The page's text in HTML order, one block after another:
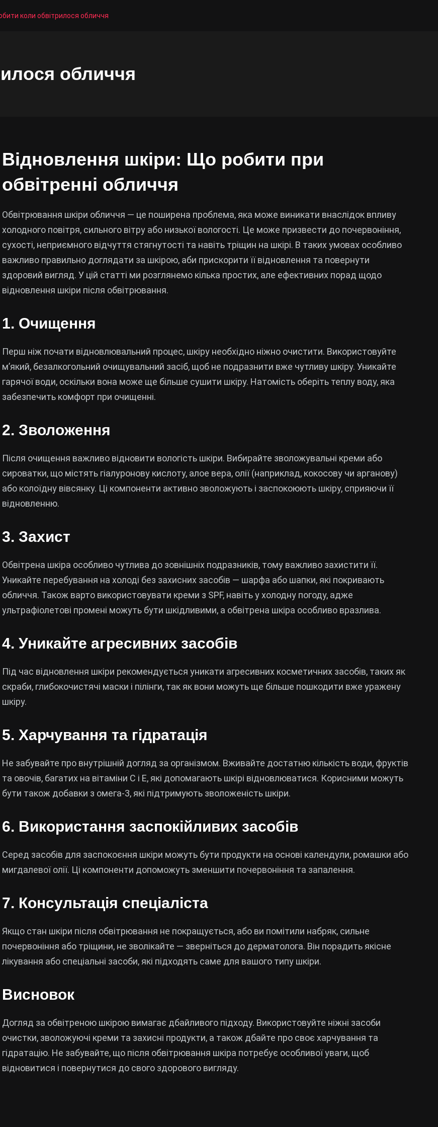
коли обвітрилося обличчя
обличчя
Відновлення шкіри: Що робити при
обвітренні обличчя
Обвітрювання шкіри обличчя — це поширена проблема, яка може виникати внаслідок впливу
холодного повітря, сильного вітру або низької вологості. Це може призвести до почервоніння,
сухості, неприємного відчуття стягнутості та навіть тріщин на шкірі. В таких умовах особливо
важливо правильно доглядати за шкірою, аби прискорити її відновлення та повернути
здоровий вигляд. У цій статті ми розглянемо кілька простих, але ефективних порад щодо
відновлення шкіри після обвітрювання.
1. Очищення
Перш ніж почати відновлювальний процес, шкіру необхідно ніжно очистити. Використовуйте
м’який, безалкогольний очищувальний засіб, щоб не подразнити вже чутливу шкіру. Уникайте
гарячої води, оскільки вона може ще більше сушити шкіру. Натомість оберіть теплу воду, яка
забезпечить комфорт при очищенні.
2. Зволоження
Після очищення важливо відновити вологість шкіри. Вибирайте зволожувальні креми або
сироватки, що містять гіалуронову кислоту, алое вера, олії (наприклад, кокосову чи арганову)
або колоїдну вівсянку. Ці компоненти активно зволожують і заспокоюють шкіру, сприяючи її
відновленню.
3. Захист
Обвітрена шкіра особливо чутлива до зовнішніх подразників, тому важливо захистити її.
Уникайте перебування на холоді без захисних засобів — шарфа або шапки, які покривають
обличчя. Також варто використовувати креми з SPF, навіть у холодну погоду, адже
ультрафіолетові промені можуть бути шкідливими, а обвітрена шкіра особливо вразлива.
4. Уникайте агресивних засобів
Під час відновлення шкіри рекомендується уникати агресивних косметичних засобів, таких як
скраби, глибокочистячі маски і пілінги, так як вони можуть ще більше пошкодити вже уражену
шкіру.
5. Харчування та гідратація
Не забувайте про внутрішній догляд за організмом. Вживайте достатню кількість води, фруктів
та овочів, багатих на вітаміни С і Е, які допомагають шкірі відновлюватися. Корисними можуть
бути також добавки з омега-3, які підтримують зволоженість шкіри.
6. Використання заспокійливих засобів
Серед засобів для заспокоєння шкіри можуть бути продукти на основі календули, ромашки або
мигдалевої олії. Ці компоненти допоможуть зменшити почервоніння та запалення.
7. Консультація спеціаліста
Якщо стан шкіри після обвітрювання не покращується, або ви помітили набряк, сильне
почервоніння або тріщини, не зволікайте — зверніться до дерматолога. Він порадить якісне
лікування або спеціальні засоби, які підходять саме для вашого типу шкіри.
Висновок
Догляд за обвітреною шкірою вимагає дбайливого підходу. Використовуйте ніжні засоби
очистки, зволожуючі креми та захисні продукти, а також дбайте про своє харчування та
гідратацію. Не забувайте, що після обвітрювання шкіра потребує особливої уваги, щоб
відновитися і повернутися до свого здорового вигляду.